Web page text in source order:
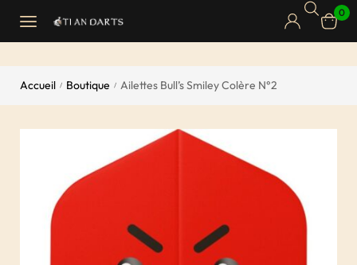
0
Accueil / Boutique / Ailettes Bull’s Smiley Colère N°2